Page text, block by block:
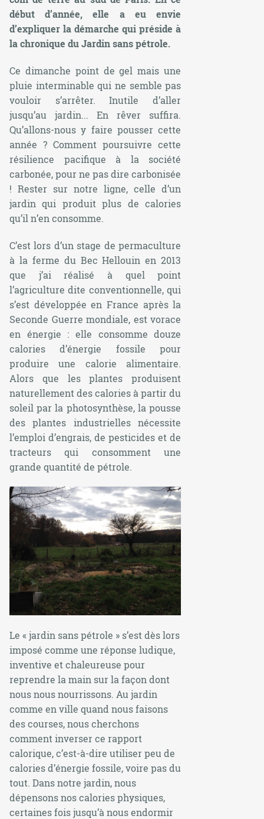
début d’année, elle a eu envie
d’expliquer la démarche qui préside à
la chronique du Jardin sans pétrole.
Ce dimanche point de gel mais une
pluie interminable qui ne semble pas
vouloir s’arrêter. Inutile d’aller
jusqu’au jardin... En rêver suffira.
Qu’allons-nous y faire pousser cette
année ? Comment poursuivre cette
résilience pacifique à la société
carbonée, pour ne pas dire carbonisée
! Rester sur notre ligne, celle d’un
jardin qui produit plus de calories
qu’il n’en consomme.
C’est lors d’un stage de permaculture
à la ferme du Bec Hellouin en 2013
que j’ai réalisé à quel point
l’agriculture dite conventionnelle, qui
s’est développée en France après la
Seconde Guerre mondiale, est vorace
en énergie : elle consomme douze
calories d’énergie fossile pour
produire une calorie alimentaire.
Alors que les plantes produisent
naturellement des calories à partir du
soleil par la photosynthèse, la pousse
des plantes industrielles nécessite
l’emploi d’engrais, de pesticides et de
tracteurs qui consomment une
grande quantité de pétrole.
Le « jardin sans pétrole » s’est dès lors
imposé comme une réponse ludique,
inventive et chaleureuse pour
reprendre la main sur la façon dont
nous nous nourrissons. Au jardin
comme en ville quand nous faisons
des courses, nous cherchons
comment inverser ce rapport
calorique, c’est-à-dire utiliser peu de
calories d’énergie fossile, voire pas du
tout. Dans notre jardin, nous
dépensons nos calories physiques,
certaines fois jusqu’à nous endormir